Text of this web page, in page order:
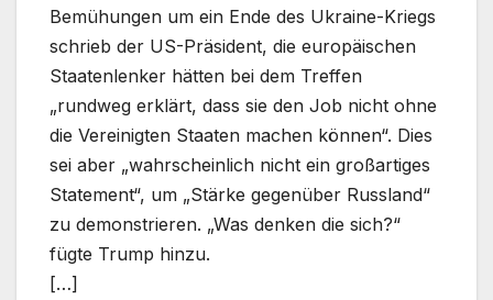
Bemühungen um ein Ende des Ukraine-Kriegs
schrieb der US-Präsident, die europäischen
Staatenlenker hätten bei dem Treffen
„rundweg erklärt, dass sie den Job nicht ohne
die Vereinigten Staaten machen können“. Dies
sei aber „wahrscheinlich nicht ein großartiges
Statement“, um „Stärke gegenüber Russland“
zu demonstrieren. „Was denken die sich?“
fügte Trump hinzu.
[…]